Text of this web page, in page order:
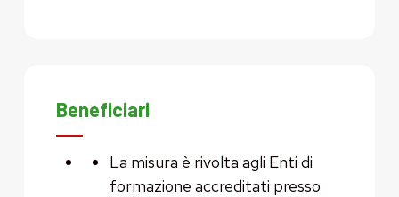
Beneficiari
La misura è rivolta agli Enti di
formazione accreditati presso